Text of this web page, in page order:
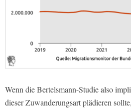
Wenn die Bertelsmann-Studie also
dieser Zuwanderungsart plädieren